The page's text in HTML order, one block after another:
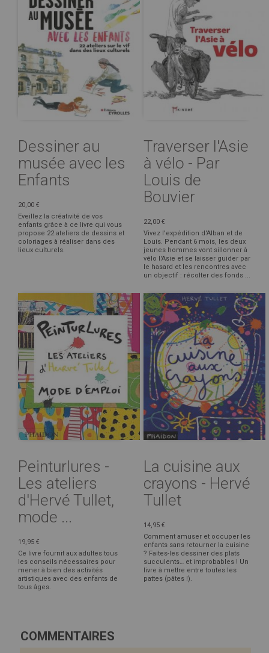
Dessiner au
musée avec les
Enfants
20,00 €
Eveillez la créativité de vos
enfants grâce à ce livre qui vous
propose 22 ateliers de dessins et
coloriages à réaliser dans des
lieux culturels.
Traverser l'Asie
à vélo - Par
Louis de
Bouvier
22,00 €
Vivez l'expédition d'Alban et de
Louis. Pendant 6 mois, les deux
jeunes hommes vont sillonner à
vélo l'Asie et se laisser guider par
le hasard et les rencontres avec
un objectif : récolter des fonds ...
Peinturlures -
Les ateliers
d'Hervé Tullet,
mode ...
19,95 €
Ce livre fournit aux adultes tous
les conseils nécessaires pour
mener à bien des activités
artistiques avec des enfants de
tous âges.
La cuisine aux
crayons - Hervé
Tullet
14,95 €
Comment amuser et occuper les
enfants sans retourner la cuisine
? Faites-les dessiner des plats
succulents… et improbables ! Un
livre à mettre entre toutes les
pattes (pâtes !).
COMMENTAIRES